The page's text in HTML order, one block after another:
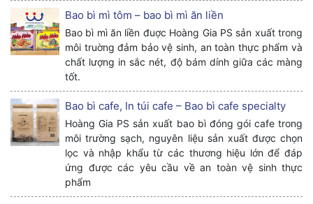
Bao bì mì tôm – bao bì mì ăn liền
Bao bì mì ăn liền đuợc Hoàng Gia PS sản xuất trong
môi truờng đảm bảo vệ sinh, an toàn thực phẩm và
chất lượng in sắc nét, độ bám dính giữa các màng
tốt.
Bao bì cafe, In túi cafe – Bao bì cafe specialty
Hoàng Gia PS sản xuất bao bì đóng gói cafe trong
môi trường sạch, nguyên liệu sản xuất được chọn
lọc và nhập khẩu từ các thương hiệu lớn để đáp
ứng được các yêu cầu về an toàn vệ sinh thực
phẩm